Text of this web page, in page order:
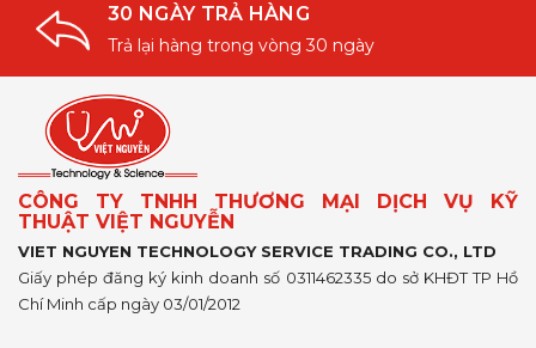
30 NGÀY TRẢ HÀNG
Trả lại hàng trong vòng 30 ngày
CÔNG TY TNHH THƯƠNG MẠI DỊCH VỤ KỸ
THUẬT VIỆT NGUYỄN
VIET NGUYEN TECHNOLOGY SERVICE TRADING CO., LTD
Giấy phép đăng ký kinh doanh số 0311462335 do sở KHĐT TP Hồ
Chí Minh cấp ngày 03/01/2012